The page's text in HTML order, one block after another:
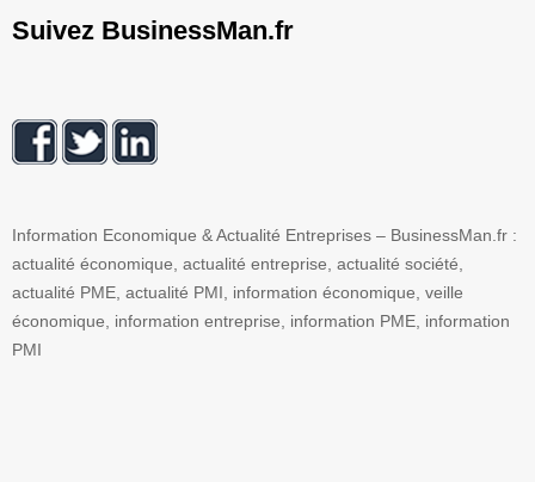
Suivez BusinessMan.fr
Information Economique & Actualité Entreprises – BusinessMan.fr :
actualité économique, actualité entreprise, actualité société,
actualité PME, actualité PMI, information économique, veille
économique, information entreprise, information PME, information
PMI